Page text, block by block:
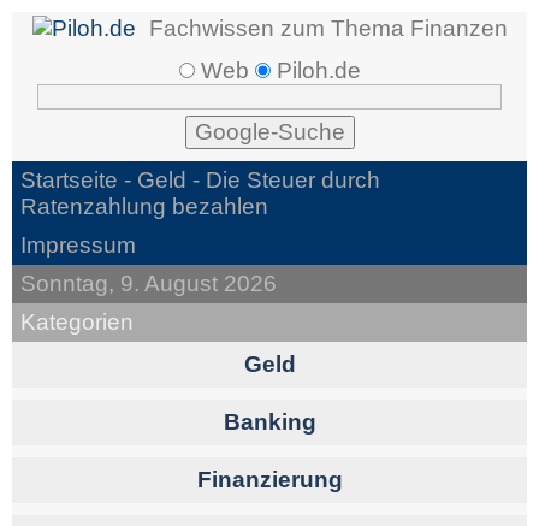
Fachwissen zum Thema Finanzen
Web
Piloh.de
Startseite - Geld - Die Steuer durch
Ratenzahlung bezahlen
Impressum
Sonntag, 9. August 2026
Kategorien
Geld
Banking
Finanzierung